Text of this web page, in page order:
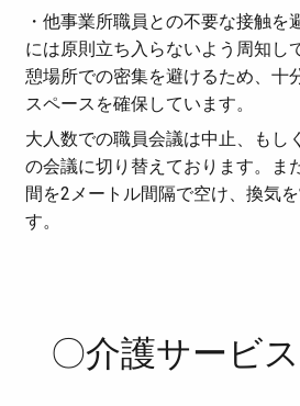
・他事業所職員との不要な接触を
には原則立ち入らないよう周知し
憩場所での密集を避けるため、十
スペースを確保しています。
大人数での職員会議は中止、もし
の会議に切り替えております。ま
間を2メートル間隔で空け、換気
す。
〇介護サービ